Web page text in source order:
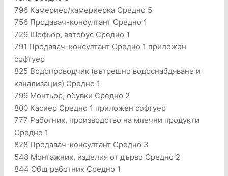
796 Камериер/камериерка Средно 5
756 Продавач-консултант Средно 1
729 Шофьор, автобус Средно 1
791 Продавач-консултант Средно 1 приложен
софтуер
825 Водопроводчик (вътрешно водоснабдяване и
канализация) Средно 1
799 Монтьор, обувки Средно 2
800 Касиер Средно 1 приложен софтуер
777 Работник, производство на млечни продукти
Средно 1
828 Продавач-консултант Средно 3
548 Монтажник, изделия от дърво Средно 2
844 Общ работник Средно 1